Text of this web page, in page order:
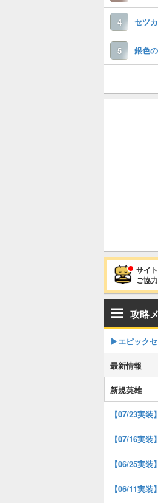
4 セツ
5
サイ
ご協
攻略
▶︎エピック
最新情報
新規英雄
【07/23実装
【07/16実
【06/25実
【06/11実